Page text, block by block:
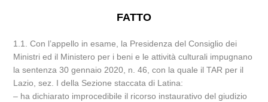
FATTO
1.1. Con l’appello in esame, la Presidenza del Consiglio dei
Ministri ed il Ministero per i beni e le attività culturali impugnano
la sentenza 30 gennaio 2020, n. 46, con la quale il TAR per il
Lazio, sez. I della Sezione staccata di Latina:
– ha dichiarato improcedibile il ricorso instaurativo del giudizio